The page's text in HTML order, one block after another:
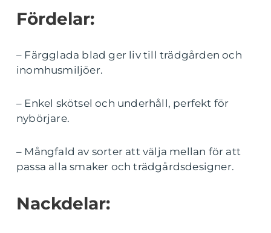
Fördelar:
– Färgglada blad ger liv till trädgården och
inomhusmiljöer.
– Enkel skötsel och underhåll, perfekt för
nybörjare.
– Mångfald av sorter att välja mellan för att
passa alla smaker och trädgårdsdesigner.
Nackdelar: